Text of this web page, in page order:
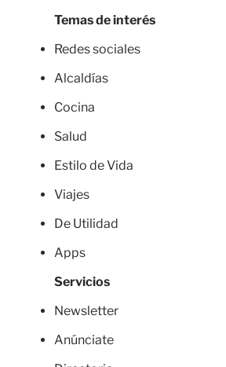
Temas de interés
Redes sociales
Alcaldías
Cocina
Salud
Estilo de Vida
Viajes
De Utilidad
Apps
Servicios
Newsletter
Anúnciate